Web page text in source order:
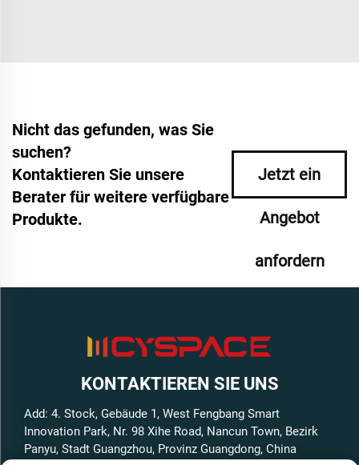
Nicht das gefunden, was Sie
suchen?
Kontaktieren Sie unsere
Berater für weitere verfügbare
Produkte.
Jetzt ein
Angebot
anfordern
KONTAKTIEREN SIE UNS
Add: 4. Stock, Gebäude 1, West Fengbang Smart
Innovation Park, Nr. 98 Xihe Road, Nancun Town, Bezirk
Panyu, Stadt Guangzhou, Provinz Guangdong, China